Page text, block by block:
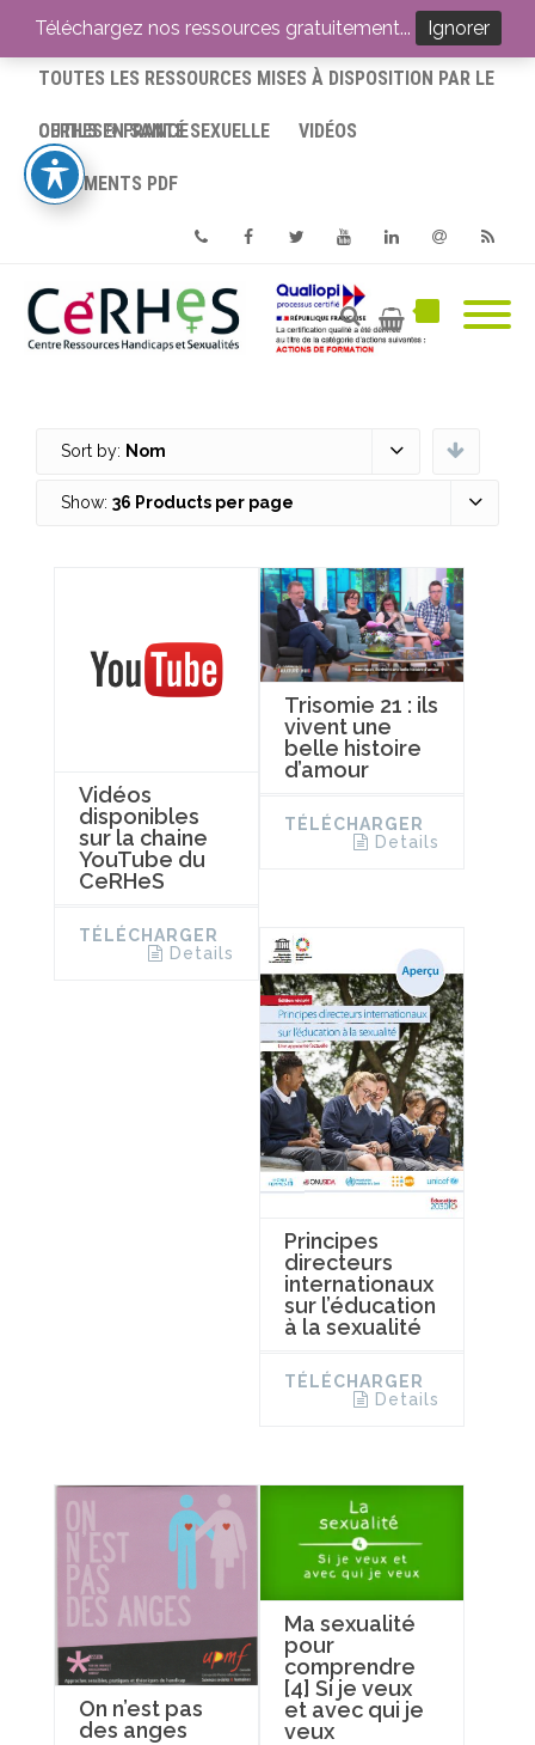
ACCUEIL
TOUTES LES RESSOURCES MISES À DISPOSITION PAR LE
CERHES® FRANCE
OUTILS EN SANTÉ SEXUELLE VIDÉOS
DOCUMENTS PDF
PhoneFacebookTwitterYoutube
Sort by: Nom
Show: 36 Products per page
Vidéos
disponibles
sur la chaine
YouTube du
CeRHeS
TÉLÉCHARGER
Details
Trisomie 21 : ils
vivent une
belle histoire
d’amour
TÉLÉCHARGER
Details
Principes
directeurs
internationaux
sur l’éducation
à la sexualité
TÉLÉCHARGER
Details
On n’est pas
des anges
Ma sexualité
pour
comprendre
[4] Si je veux
et avec qui je
veux
Téléchargez nos ressources gratuitement... Ignorer